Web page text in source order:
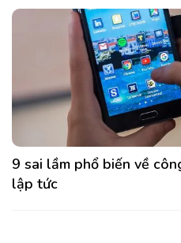
9 sai lầm phổ biến về
lập tức